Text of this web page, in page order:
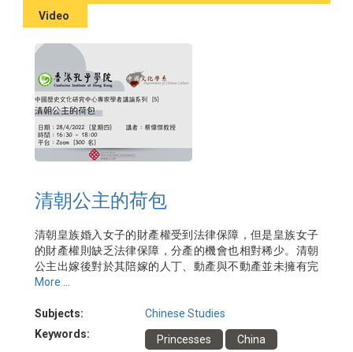
主辦：香港孔子學院、中國文化學系
Video
清朝公主的荷包
清朝皇族婚入女子的財產權受到法律保障，但是皇族女子
的財產權則缺乏法律保障，分產的機會也相對稀少。清朝
公主出嫁後對於其陪嫁的人丁、動產與不動產並未擁有完
整的所有權，僅擁有占有權、使用權與收益權，而不具備
代滿洲公主的陪嫁莊頭與壯丁為例，運用清代滿蒙漢文檔
案材料和官書典籍，輔以其他二手研究文獻，以出嫁蒙古
王公之清朝公主的收支為核心，並聚焦於其妝奩上，探討
More ...
Subjects:
Chinese Studies
Keywords:
Princesses China